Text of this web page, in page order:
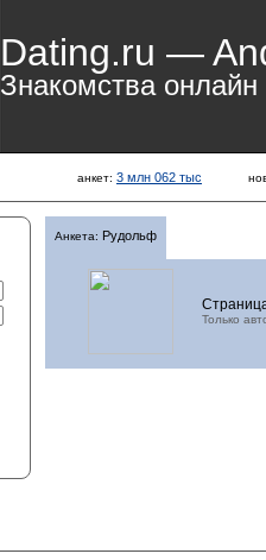
Dating.ru —
Знакомства онлайн
анкет: 3 млн 062 тыс
Анкета: Рудольф
Только